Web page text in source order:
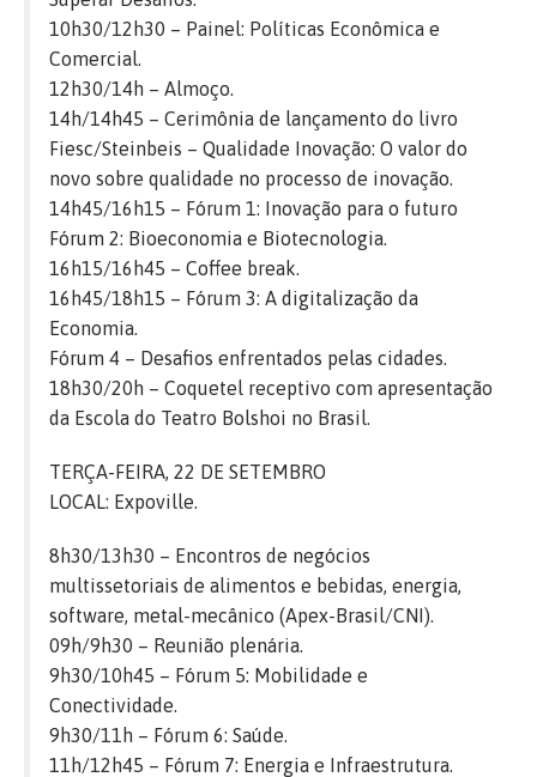
10h30/12h30 – Painel: Políticas Econômica e
Comercial.
12h30/14h – Almoço.
14h/14h45 – Cerimônia de lançamento do livro
Fiesc/Steinbeis – Qualidade Inovação: O valor do
novo sobre qualidade no processo de inovação.
14h45/16h15 – Fórum 1: Inovação para o futuro
Fórum 2: Bioeconomia e Biotecnologia.
16h15/16h45 – Coffee break.
16h45/18h15 – Fórum 3: A digitalização da
Economia.
Fórum 4 – Desafios enfrentados pelas cidades.
18h30/20h – Coquetel receptivo com apresentação
da Escola do Teatro Bolshoi no Brasil.
TERÇA-FEIRA, 22 DE SETEMBRO
LOCAL: Expoville.
8h30/13h30 – Encontros de negócios
multissetoriais de alimentos e bebidas, energia,
software, metal-mecânico (Apex-Brasil/CNI).
09h/9h30 – Reunião plenária.
9h30/10h45 – Fórum 5: Mobilidade e
Conectividade.
9h30/11h – Fórum 6: Saúde.
11h/12h45 – Fórum 7: Energia e Infraestrutura.